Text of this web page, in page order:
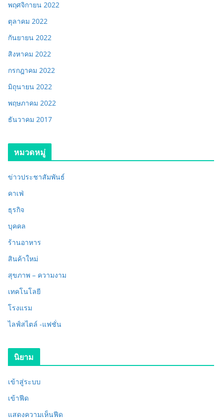
พฤศจิกายน 2022
ตุลาคม 2022
กันยายน 2022
สิงหาคม 2022
กรกฎาคม 2022
มิถุนายน 2022
พฤษภาคม 2022
ธันวาคม 2017
หมวดหมู่
ข่าวประชาสัมพันธ์
คาเฟ่
ธุรกิจ
บุคคล
ร้านอาหาร
สินค้าใหม่
สุขภาพ – ความงาม
เทคโนโลยี
โรงแรม
ไลฟ์สไตล์ -แฟชั่น
นิยาม
เข้าสู่ระบบ
เข้าฟีด
แสดงความเห็นฟีด